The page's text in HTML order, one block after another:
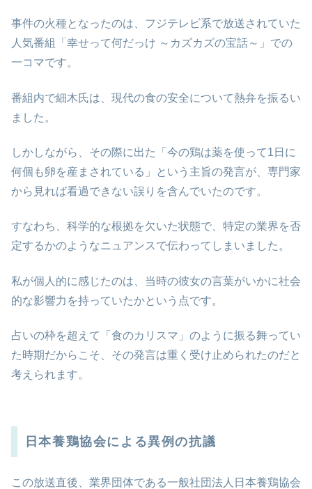
事件の火種となったのは、フジテレビ系で放送されていた
人気番組「幸せって何だっけ ～カズカズの宝話～」での
一コマです。
番組内で細木氏は、現代の食の安全について熱弁を振るい
ました。
しかしながら、その際に出た「今の鶏は薬を使って1日に
何個も卵を産まされている」という主旨の発言が、専門家
から見れば看過できない誤りを含んでいたのです。
すなわち、科学的な根拠を欠いた状態で、特定の業界を否
定するかのようなニュアンスで伝わってしまいました。
私が個人的に感じたのは、当時の彼女の言葉がいかに社会
的な影響力を持っていたかという点です。
占いの枠を超えて「食のカリスマ」のように振る舞ってい
た時期だからこそ、その発言は重く受け止められたのだと
考えられます。
日本養鶏協会による異例の抗議
この放送直後、業界団体である一般社団法人日本養鶏協会